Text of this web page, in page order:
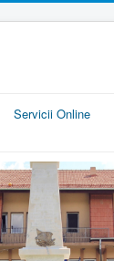
Servicii Online